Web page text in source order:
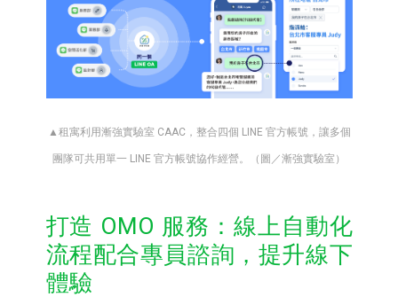
▲租寓利用漸強實驗室 CAAC，整合四個 LINE 官方帳號，讓多個
團隊可共用單一 LINE 官方帳號協作經營。（圖／漸強實驗室）
打造 OMO 服務：線上自動化
流程配合專員諮詢，提升線下
體驗